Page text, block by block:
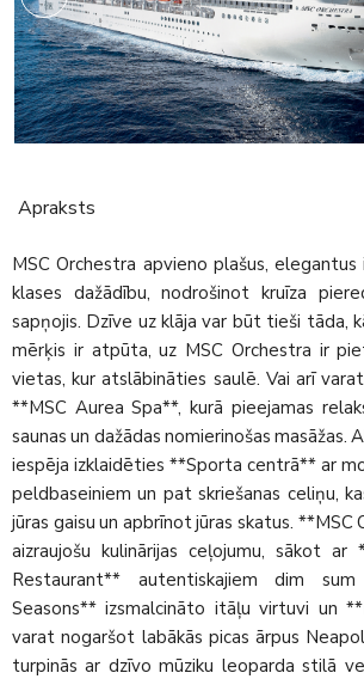
Apraksts
MSC Orchestra apvieno plašus,
klases dažādību, nodrošinot kruīza
sapņojis. Dzīve uz klāja var būt tieši tāda,
mērķis ir atpūta, uz MSC Orchestra ir
vietas, kur atslābināties saulē. Vai arī
**MSC Aurea Spa**, kurā pieejamas
saunas un dažādas nomierinošas masāžas.
iespēja izklaidēties **Sporta centrā** ar
peldbaseiniem un pat skriešanas celiņu,
jūras gaisu un apbrīnot jūras skatus.
aizraujošu kulinārijas ceļojumu, sākot ar
Restaurant** autentiskajiem dim
Seasons** izsmalcināto itāļu virtuvi un
varat nogaršot labākās picas ārpus
turpinās ar dzīvo mūziku leoparda stilā